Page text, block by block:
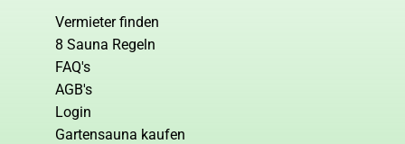
Vermieter finden
8 Sauna Regeln
FAQ's
AGB's
Login
Gartensauna kaufen